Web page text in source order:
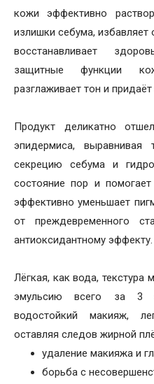
кожи эффективно
излишки себума,
восстанавливает
защитные функции
разглаживает тон и придаёт
Продукт деликатно
эпидермиса, выравнивая
секрецию себума и
состояние пор и
эффективно уменьшает
от преждевременного
антиоксидантному эффекту.
Лёгкая, как вода,
эмульсию всего за 3
водостойкий макияж,
оставляя следов жирной
удаление макияжа и
борьба с